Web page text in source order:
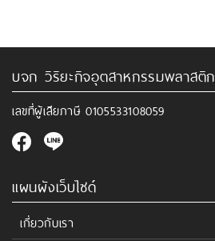
บจก วิริยะกิจอุตสาหกรรมพลาสติก
เลขที่ผู้เสียภาษี0105533108059
แผนผังเว็บไซด์
เกี่ยวกับเรา